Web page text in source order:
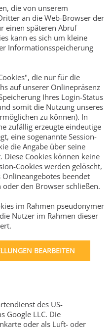
die von unserem
an die Web-Browser der
einen späteren Abruf
kann es sich um kleine
Informationsspeicherung
die nur für die
auf unserer Onlinepräsenz
Ihres Login-Status
somit die Nutzung unseres
zu können). In
zufällig erzeugte eindeutige
eine sogenannte Session-
die Angabe über seine
Cookies können keine
Cookies werden gelöscht,
beendet
oder den Browser schließen.
im Rahmen pseudonymer
Nutzer im Rahmen dieser
BEARBEITEN
des US-
Google LLC. Die
oder als Luft- oder